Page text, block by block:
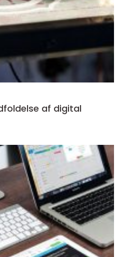
af digital